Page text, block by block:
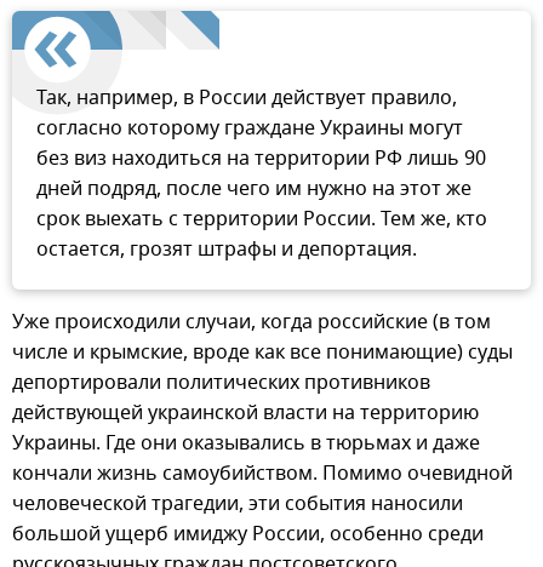
Так, например, в России действует правило,
согласно которому граждане Украины могут
без виз находиться на территории РФ лишь 90
дней подряд, после чего им нужно на этот же
срок выехать с территории России. Тем же, кто
остается, грозят штрафы и депортация.
Уже происходили случаи, когда российские (в том
числе и крымские, вроде как все понимающие) суды
депортировали политических противников
действующей украинской власти на территорию
Украины. Где они оказывались в тюрьмах и даже
кончали жизнь самоубийством. Помимо очевидной
человеческой трагедии, эти события наносили
большой ущерб имиджу России, особенно среди